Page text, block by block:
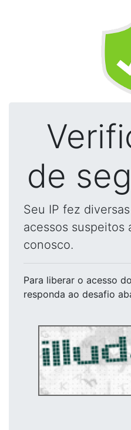
de
Seu IP fez
acessos suspeitos
conosco.
Para liberar o acesso
responda ao desafio